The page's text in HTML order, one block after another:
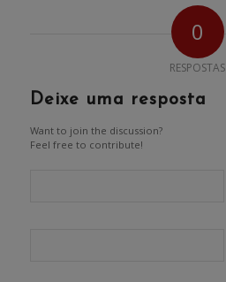
0
RESPOSTAS
Deixe uma resposta
Want to join the discussion?
Feel free to contribute!